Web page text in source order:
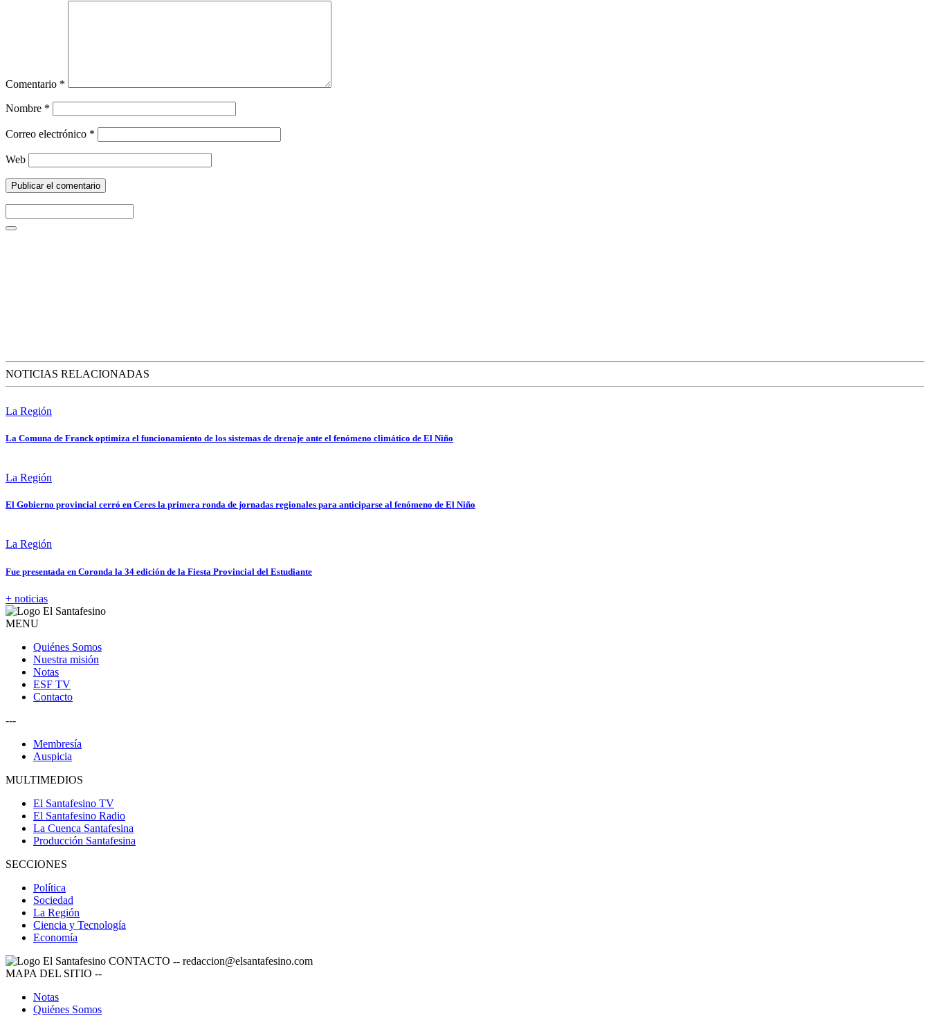
Comentario *
Nombre *
Correo electrónico *
Web
NOTICIAS RELACIONADAS
La Región
La Comuna de Franck optimiza el funcionamiento de los sistemas de drenaje ante el fenómeno climático de El Niño
La Región
El Gobierno provincial cerró en Ceres la primera ronda de jornadas regionales para anticiparse al fenómeno de El Niño
La Región
Fue presentada en Coronda la 34 edición de la Fiesta Provincial del Estudiante
+ noticias
MENU
Quiénes Somos
Nuestra misión
Notas
ESF TV
Contacto
---
Membresía
Auspicia
MULTIMEDIOS
El Santafesino TV
El Santafesino Radio
La Cuenca Santafesina
Producción Santafesina
SECCIONES
Política
Sociedad
La Región
Ciencia y Tecnología
Economía
CONTACTO -- redaccion@elsantafesino.com
MAPA DEL SITIO --
Notas
Quiénes Somos